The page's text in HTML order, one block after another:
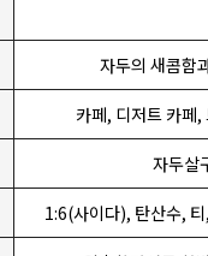
자두의 새콤함
카페, 디저트 카페
자두살
1:6(사이다), 탄산수,